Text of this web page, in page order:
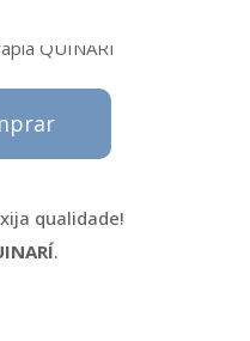
qualidade!
.